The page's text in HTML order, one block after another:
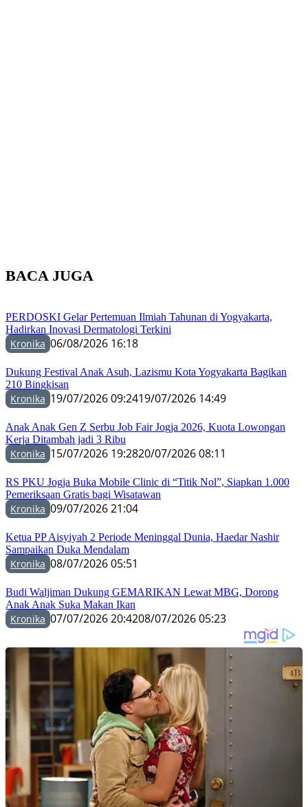
BACA JUGA
PERDOSKI Gelar Pertemuan Ilmiah Tahunan di Yogyakarta,
Hadirkan Inovasi Dermatologi Terkini
Kronika 06/08/2026 16:18
Dukung Festival Anak Asuh, Lazismu Kota Yogyakarta Bagikan
210 Bingkisan
Kronika 19/07/2026 09:2419/07/2026 14:49
Anak Anak Gen Z Serbu Job Fair Jogja 2026, Kuota Lowongan
Kerja Ditambah jadi 3 Ribu
Kronika 15/07/2026 19:2820/07/2026 08:11
RS PKU Jogja Buka Mobile Clinic di “Titik Nol”, Siapkan 1.000
Pemeriksaan Gratis bagi Wisatawan
Kronika 09/07/2026 21:04
Ketua PP Aisyiyah 2 Periode Meninggal Dunia, Haedar Nashir
Sampaikan Duka Mendalam
Kronika 08/07/2026 05:51
Budi Waljiman Dukung GEMARIKAN Lewat MBG, Dorong
Anak Anak Suka Makan Ikan
Kronika 07/07/2026 20:4208/07/2026 05:23